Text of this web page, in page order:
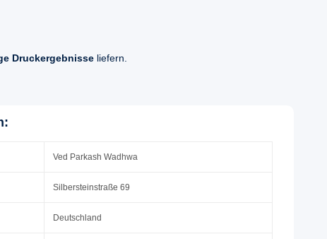
Druckergebnisse liefern.
Ved Parkash Wadhwa
Silbersteinstraße 69
Deutschland